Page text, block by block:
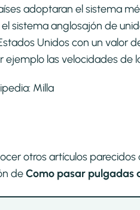
adoptaran el sistema
sistema anglosajón de
Unidos con un valor
ejemplo las velocidades de
Milla
otros artículos parecidos
deComo pasar pulgadas